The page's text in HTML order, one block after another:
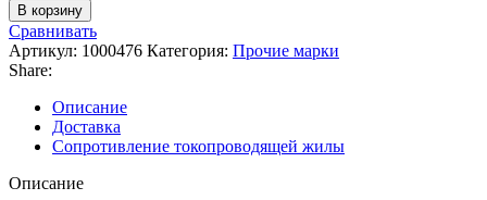
В корзину
Сравнивать
Артикул: 1000476 Категория: Прочие марки
Share:
Описание
Доставка
Сопротивление токопроводящей жилы
Описание